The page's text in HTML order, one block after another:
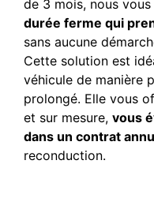
de 3 mois, nous
durée ferme qui
sans aucune
Cette solution est
véhicule de manière
prolongé. Elle vous
et sur mesure, vous
dans un contrat
reconduction.